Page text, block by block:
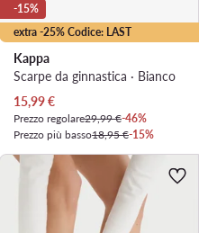
extra -25% Codice: LAST
-15%
Kappa
Scarpe da ginnastica · Bianco
Prezzo attuale
15,99€
Prezzo regolare29,99 €-46%
Prezzo più basso18,95 €-15%